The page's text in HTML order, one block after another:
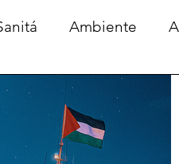
Ambiente
Scolastico
Solidarieta'